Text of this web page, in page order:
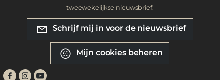
tweewekelijkse nieuwsbrief.
Schrijf mij in voor de nieuwsbrief
Mijn cookies beheren